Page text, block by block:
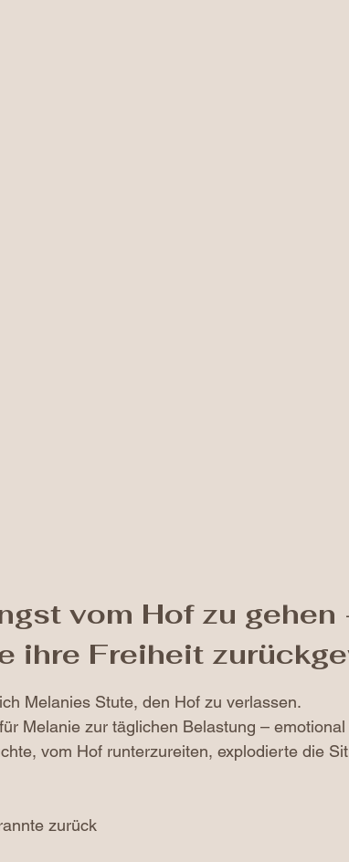
vom Hof zu gehen
ihre Freiheit
Melanies Stute, den Hof zu verlassen.
Melanie zur täglichen Belastung –
vom Hof runterzureiten, explodierte die
zurück